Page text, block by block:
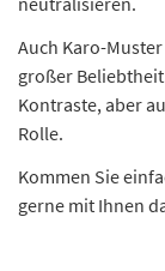
Auch Karo-
großer
Kontraste, aber
Rolle.
Kommen Sie
gerne mit Ihnen